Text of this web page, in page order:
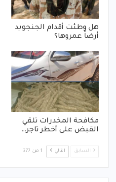
هل وطئت أقدام الجنجويد
أرضاً عمروها؟
مكافحة المخدرات تلقي
القبض على أخطر تاجر…
السابق التالي 1 من 377